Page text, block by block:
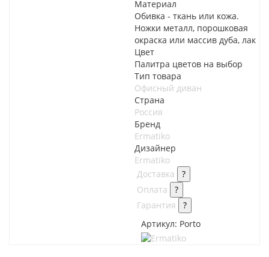
Материал
Обивка - ткань или кожа.
Ножки металл, порошковая
окраска или массив дуба, лак
Цвет
Палитра цветов на выбор
Тип товара
Офисный диван
Страна
Россия
Бренд
Ermatiko
Дизайнер
Ermatiko
Доставка
?
Оплата
?
Гарантия
?
Артикул: Porto